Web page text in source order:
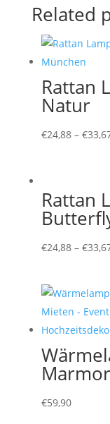
Related
Rattan
Natur
€24,88– €
Rattan
€24,88– €
€59,90